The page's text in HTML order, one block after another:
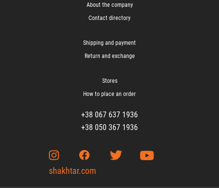
About the company
Contact directory
Shipping and payment
Return and exchange
Stores
How to place an order
+38 067 637 1936
+38 050 367 1936
shakhtar.com